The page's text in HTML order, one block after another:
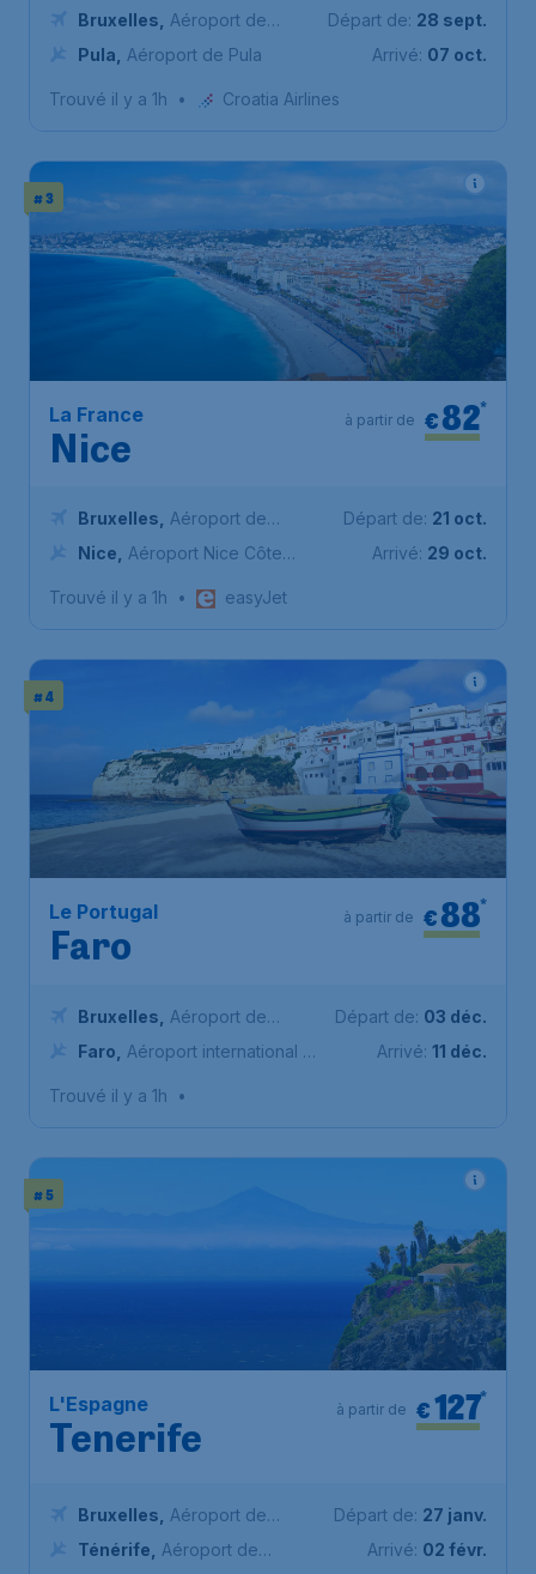
Bruxelles
Aéroport de
Bruxelles-National
Pula Aéroport de Pula
Départ de: 28 sept.
Arrivé: 07 oct.
Trouvé il y a 1h • Croatia Airlines
# 3
La France
Nice
€82*
à partir de
Bruxelles
Aéroport de
Bruxelles-National
Nice
Aéroport Nice Côte
Départ de: 21 oct.
Arrivé: 29 oct.
Trouvé il y a 1h • easyJet
# 4
Le Portugal
Faro
€88*
à partir de
Bruxelles
Aéroport de
Bruxelles-National
Faro
Aéroport international de
Départ de: 03 déc.
Arrivé: 11 déc.
Trouvé il y a 1h •
# 5
L'Espagne
Tenerife
€127*
à partir de
Bruxelles
Aéroport de
Bruxelles-National
Ténérife
Aéroport de
Départ de: 27 janv.
Arrivé: 02 févr.